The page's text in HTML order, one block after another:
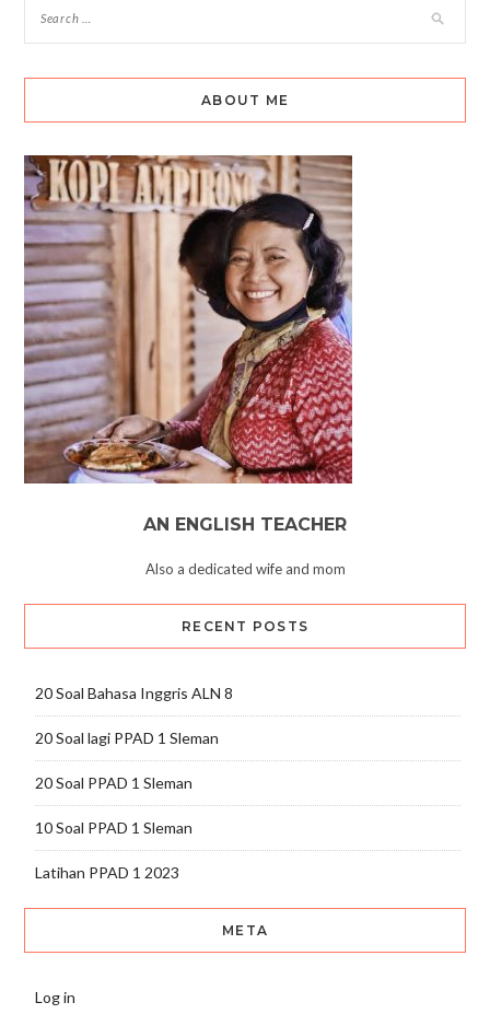
ABOUT ME
AN ENGLISH TEACHER
Also a dedicated wife and mom
RECENT POSTS
20 Soal Bahasa Inggris ALN 8
20 Soal lagi PPAD 1 Sleman
20 Soal PPAD 1 Sleman
10 Soal PPAD 1 Sleman
Latihan PPAD 1 2023
META
Log in